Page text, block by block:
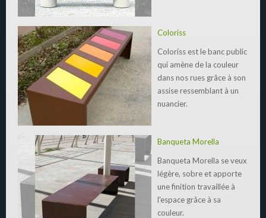
Coloriss
Coloriss est le banc public
qui amène de la couleur
dans nos rues grâce à son
assise ressemblant à un
nuancier.
Banqueta Morella
Banqueta Morella se veux
légère, sobre et apporte
une finition travaillée à
l'espace grâce à sa
couleur.